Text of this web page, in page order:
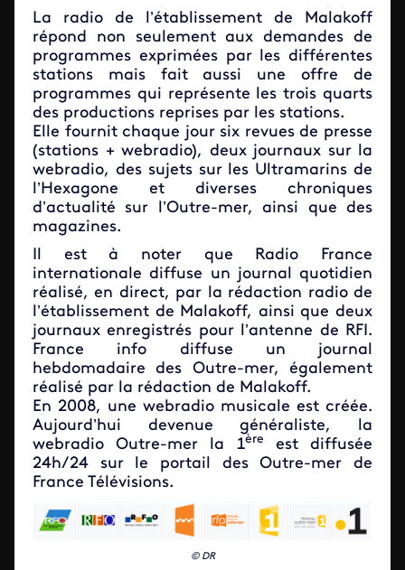
La radio de l’établissement de Malakoff
répond non seulement aux demandes de
programmes exprimées par les différentes
stations mais fait aussi une offre de
programmes qui représente les trois quarts
des productions reprises par les stations.
Elle fournit chaque jour six revues de presse
(stations + webradio), deux journaux sur la
webradio, des sujets sur les Ultramarins de
l’Hexagone et diverses chroniques
d’actualité sur l’Outre-mer, ainsi que des
magazines.
Il est à noter que Radio France
internationale diffuse un journal quotidien
réalisé, en direct, par la rédaction radio de
l’établissement de Malakoff, ainsi que deux
journaux enregistrés pour l’antenne de RFI.
France info diffuse un journal
hebdomadaire des Outre-mer, également
réalisé par la rédaction de Malakoff.
En 2008, une webradio musicale est créée.
Aujourd’hui devenue généraliste, la
webradio Outre-mer la 1ère
est diffusée
24h/24 sur le portail des Outre-mer de
France Télévisions.
© DR